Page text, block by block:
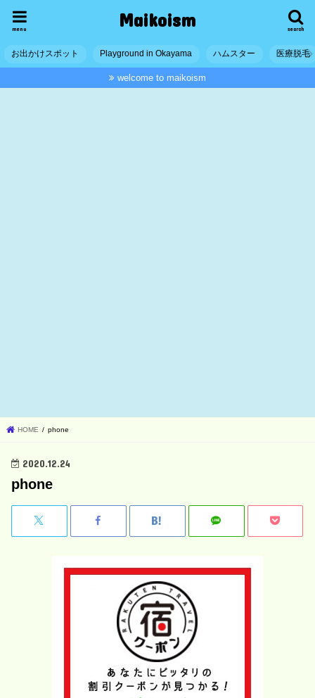
Maikoism search
menu
お出かけスポット Playground in Okayama ハムスター 医療脱毛
welcome to maikoism
HOME phone
2020.12.24
phone